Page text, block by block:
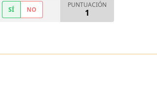
SÍ NO
PUNTUACIÓN
1